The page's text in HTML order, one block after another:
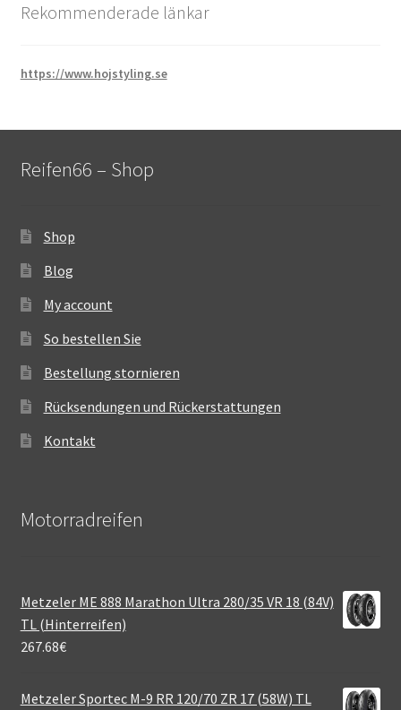
Rekommenderade länkar
https://www.hojstyling.se
Reifen66 – Shop
Shop
Blog
My account
So bestellen Sie
Bestellung stornieren
Rücksendungen und Rückerstattungen
Kontakt
Motorradreifen
Metzeler ME 888 Marathon Ultra 280/35 VR 18 (84V)
TL (Hinterreifen)
267.68€
Metzeler Sportec M-9 RR 120/70 ZR 17 (58W) TL